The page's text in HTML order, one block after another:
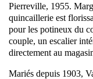
Pierreville, 1955.
quincaillerie est
pour les potineux du
couple, un escalier
directement au
Mariés depuis 1903,